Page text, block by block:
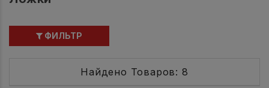
ФИЛЬТР
Найдено Товаров: 8